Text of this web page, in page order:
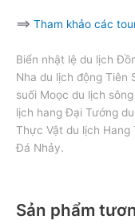
==> Tham khảo các
Biển nhật lệ du lịch
Nha du lịch động Tiên
suối Moọc du lịch
lịch hang Đại Tướng
Thực Vật du lịch Hang
Đá Nhảy.
Sản phẩm